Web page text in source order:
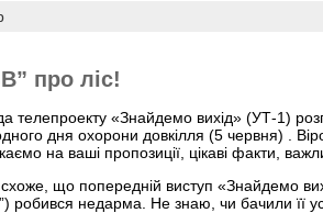
про ліс!
телепроекту «Знайдемо вихід» (УТ-1)
дня охорони довкілля (5 червня) .
на ваші пропозиції, цікаві факти,
що попередній виступ «Знайдемо
робився недарма. Не знаю, чи бачили її